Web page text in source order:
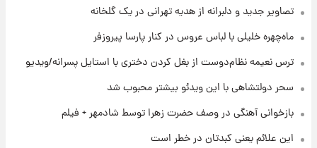
۲۱ ساعت پیش
بازیکن به درد نخور استقلال با مقصد اروپا این
تیم را ترک کرد!
تصاویر کمتر دیده‌شده از شهیدان حاجی‌زاده و
تصاویر جدید و دلبرانه از هدیه تهرانی در یک گلخانه
ماه‌چهره خلیلی با لباس عروس در کنار پارسا پیروزفر
ترس نعیمه نظام‌دوست از بغل کردن دختری با استایل پسرانه/ویدیو
سحر دولتشاهی با این ویدئو بیشتر محبوب شد
بازخوانی آهنگی در وصف حضرت زهرا توسط شادمهر + فیلم
این علائم یعنی کبدتان در خطر است